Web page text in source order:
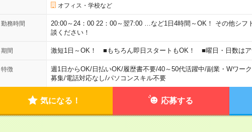
オフィス・学校など
勤務時間
20:00～24：00 22：00～翌7:00 …など1日4時間～OK！ その他シフ
談ください！
期間 激短1日～OK！ ■もちろん即日スタートもOK！ ■曜日・日数はア
特徴 週1日からOK/日払いOK/履歴書不要/40～50代活躍中/副業・Wワー
募集/電話対応なし/パソコンスキル不要
気になる！ 応募する